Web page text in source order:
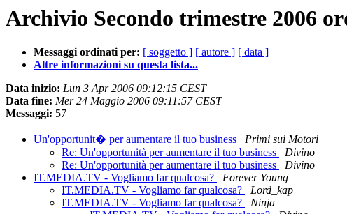
Archivio Secondo trimestre 2006
Messaggi ordinati per: [ soggetto ] [ autore ] [ data ]
Altre informazioni su questa lista...
Data inizio: Lun 3 Apr 2006 09:12:15 CEST
Data fine: Mer 24 Maggio 2006 09:11:57 CEST
Messaggi: 57
Un'opportunit� per aumentare il tuo business
Primi sui Motori
Re: Un'opportunità per aumentare il tuo business
Divino
Re: Un'opportunità per aumentare il tuo business
Divino
IT.MEDIA.TV - Vogliamo far qualcosa?
Forever Young
IT.MEDIA.TV - Vogliamo far qualcosa?
Lord_kap
IT.MEDIA.TV - Vogliamo far qualcosa?
Ninja